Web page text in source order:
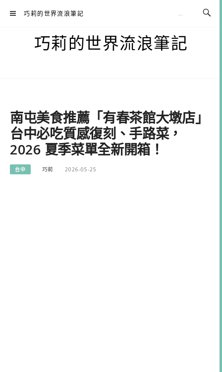
巧莉的世界流浪筆記
巧莉的世界流浪筆記
南屯美食推薦「有春茶館大墩店」
台中必吃質感復刻、手路菜，
2026 夏季菜單全新開箱！
台中 巧莉 2026-05-25